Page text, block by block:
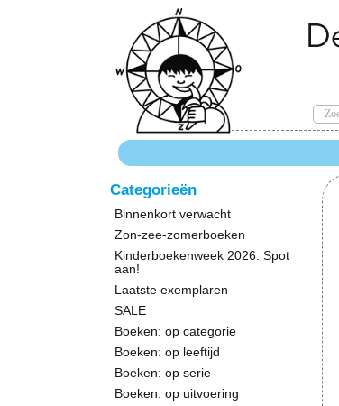
Categorieën
Binnenkort verwacht
Zon-zee-zomerboeken
Kinderboekenweek 2026: Spot
aan!
Laatste exemplaren
SALE
Boeken: op categorie
Boeken: op leeftijd
Boeken: op serie
Boeken: op uitvoering